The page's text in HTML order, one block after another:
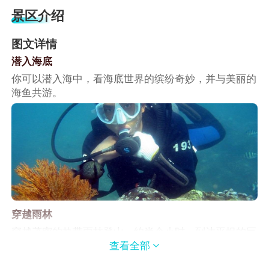
景区介绍
图文详情
潜入海底
你可以潜入海中，看海底世界的缤纷奇妙，并与美丽的
海鱼共游。
穿越雨林
石观海台，看牛车湾全景。
查看全部 